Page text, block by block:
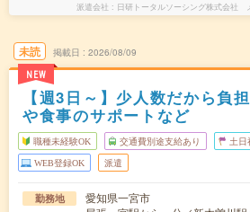
派遣会社 日研トータルソーシング株式会社
未読
NEW
掲載日 2026/08/09
【週3日～】少人数だから負
や食事のサポートなど
職種未経験OK 交通費別途支給あり 土日
WEB登録OK 派遣
勤務地
愛知県一宮市